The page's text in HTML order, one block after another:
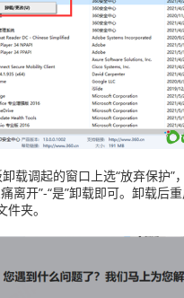
载调起的窗口上选“放弃保护”
离开”-“是”卸载即可。卸载后
夹。